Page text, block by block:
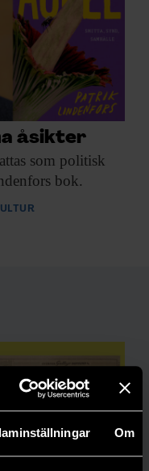
Om
åsikter
som politisk
bok.